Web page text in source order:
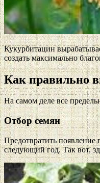
Кукурбитацин
создать максимально
Как правильно
На самом деле все
Отбор семян
Предотвратить появление
следующий год. Так вот,